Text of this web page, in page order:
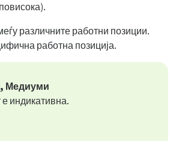
различните работни позиции.
работна позиција.
Медиуми
индикативна.